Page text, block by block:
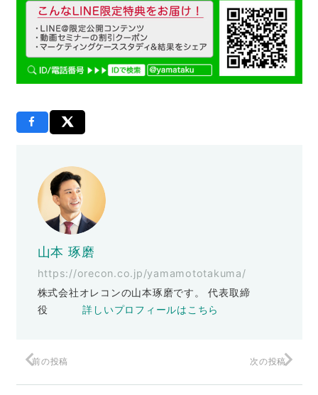
山本 琢磨
https://orecon.co.jp/yamamototakuma/
株式会社オレコンの山本琢磨です。 代表取締
役詳しいプロフィールはこちら
前の投稿 次の投稿